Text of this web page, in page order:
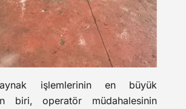
işlemlerinin en büyük
biri, operatör müdahalesinin